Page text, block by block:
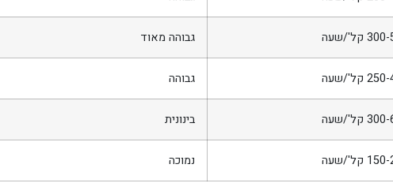
קל'/שעה גבוהה מאוד
קל'/שעה גבוהה
קל'/שעה בינונית
קל'/שעה נמוכה